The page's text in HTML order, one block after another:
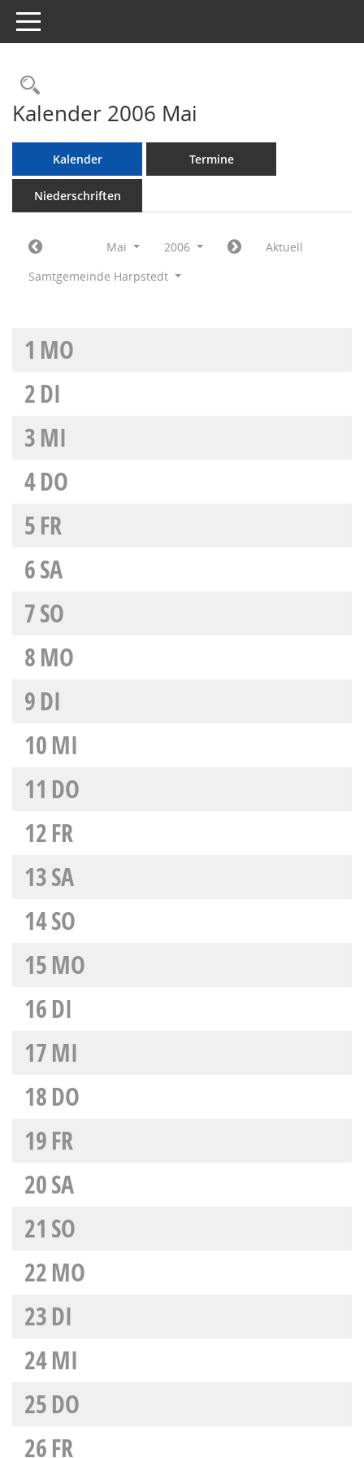
Toggle navigation
Rechercheauswahl
Kalender 2006 Mai
Kalender Termine
Niederschriften
Mai 2006
Aktuell
Samtgemeinde Harpstedt
1 MO
2DI
3MI
4DO
5FR
6SA
7SO
8MO
9DI
10MI
11 DO
12FR
13SA
14SO
15MO
16DI
17MI
18DO
19FR
20SA
21 SO
22MO
23DI
24MI
25DO
26FR